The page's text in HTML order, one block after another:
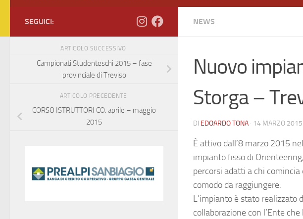
NEWS
Nuovo
Storga –
DI EDOARDO TONA · 14 MARZO 2015
È attivo dall’8 marzo 2015
impianto fisso di
percorsi adatti a chi
comodo da raggiungere.
L’impianto è stato realizzato
collaborazione con l’Ente
SEGUICI:
ARTICOLO SUCCESSIVO
Campionati Studenteschi 2015 – fase
provinciale di Treviso
ARTICOLO PRECEDENTE
CORSO ISTRUTTORI CO: aprile – maggio
2015